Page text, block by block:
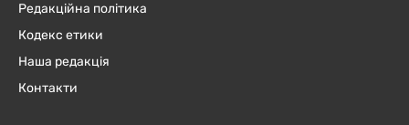
Редакційна політика
Кодекс етики
Наша редакція
Контакти